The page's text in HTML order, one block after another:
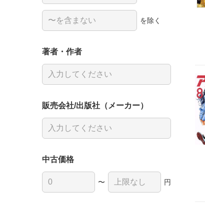
を除く
著者・作者
販売会社/出版社（メーカー）
中古価格
〜 円